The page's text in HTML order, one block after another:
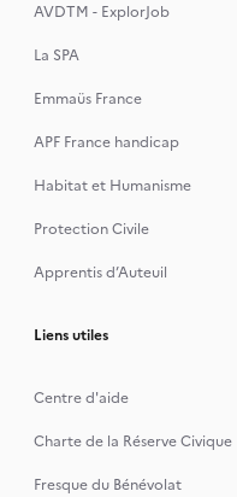
AVDTM - ExplorJob
La SPA
Emmaüs France
APF France handicap
Habitat et Humanisme
Protection Civile
Apprentis d’Auteuil
Liens utiles
Centre d'aide
Charte de la Réserve Civique
Fresque du Bénévolat